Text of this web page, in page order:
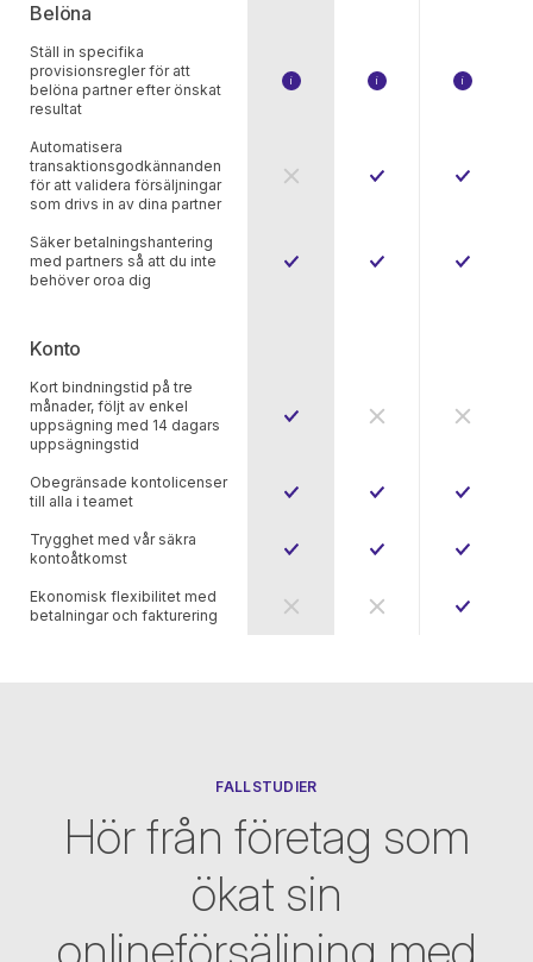
Belöna
Ställ in specifika
provisionsregler för att
belöna partner efter önskat
resultat
i i
Kupongkod
i
Kupongkod
Valfri unik
Automatisera
transaktionsgodkännanden
för att validera försäljningar
som drivs in av dina partner
Säker betalningshantering
med partners så att du inte
behöver oroa dig
Konto
Kort bindningstid på tre
månader, följt av enkel
uppsägning med 14 dagars
uppsägningstid
Obegränsade kontolicenser
till alla i teamet
Trygghet med vår säkra
kontoåtkomst
Ekonomisk flexibilitet med
betalningar och fakturering
FALLSTUDIER
Hör från företag som
ökat sin